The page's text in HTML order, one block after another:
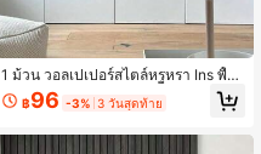
1 ม้วน วอลเปเปอร์สไตล์หรูหรา Ins พื้น
หลังสีดำ ลายไม้สีไม้แนวตั้ง & ลายหินอ่
อนสีทองบล็อกสี ลายไม้สีอ่อนแนวตั้ง ลา
฿96 -3% 3 วันสุดท้าย